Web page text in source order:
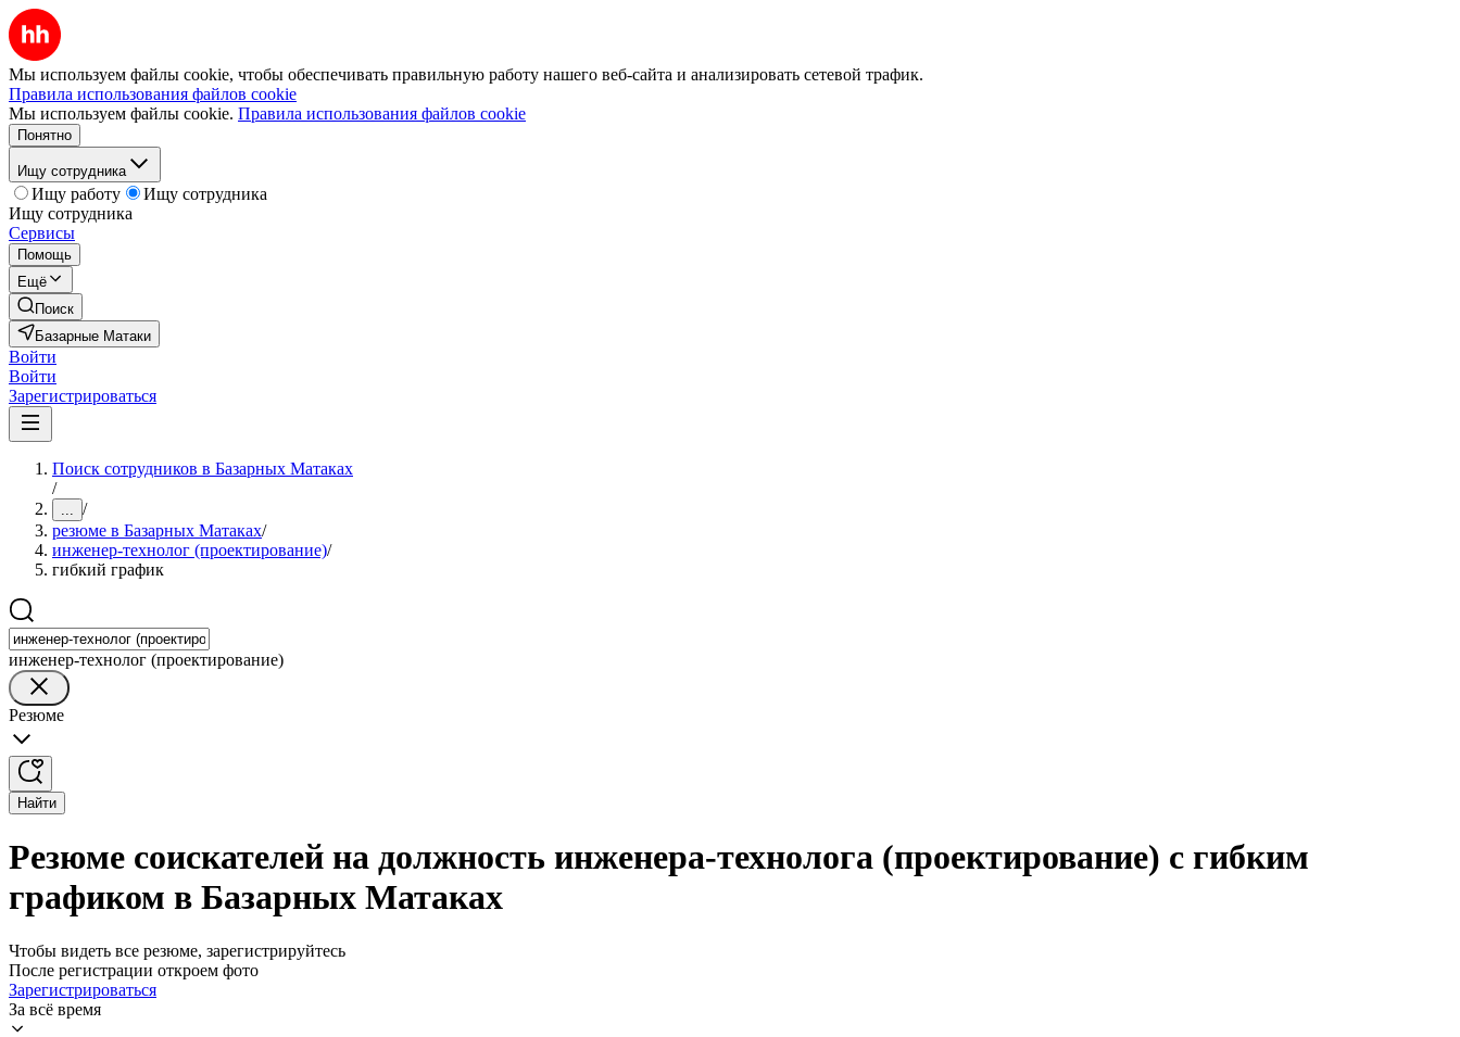
Мы используем файлы cookie, чтобы обеспечивать правильную работу нашего веб-сайта и анализировать сетевой трафик.
Правила использования файлов cookie
Мы используем файлы cookie. Правила использования файлов cookie
Понятно
Ищу сотрудника
Ищу работу
Ищу сотрудника
Ищу сотрудника
Сервисы
Помощь
Ещё
Поиск
Базарные Матаки
Войти
Войти
Зарегистрироваться
Поиск сотрудников в Базарных Матаках
/
... /
резюме в Базарных Матаках/
инженер-технолог (проектирование)/
гибкий график
инженер-технолог (проектирование)
Резюме
Найти
Резюме соискателей на должность инженера-технолога (проектирование) с гибким
графиком в Базарных Матаках
Чтобы видеть все резюме, зарегистрируйтесь
После регистрации откроем фото
Зарегистрироваться
За всё время